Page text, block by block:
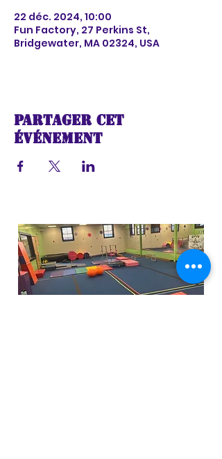
22 déc. 2024, 10:00
Fun Factory, 27 Perkins St,
Bridgewater, MA 02324, USA
Partager cet
événement